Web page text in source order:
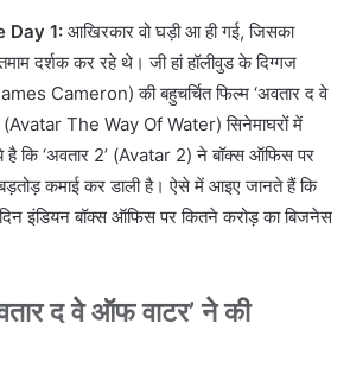
Day 1: आखिरकार वो घड़ी आ ही गई, जिसका
दर्शक कर रहे थे। जी हां हॉलीवुड के दिग्गज
Cameron) की बहुचर्चित फिल्म ‘अवतार द वे
(Avatar The Way Of Water) सिनेमाघरों में
कि ‘अवतार 2’ (Avatar 2) ने बॉक्स ऑफिस पर
कमाई कर डाली है। ऐसे में आइए जानते हैं कि
इंडियन बॉक्स ऑफिस पर कितने करोड़ का बिजनेस
द वे ऑफ वाटर’ ने की